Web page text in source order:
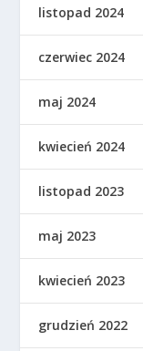
listopad 2024
czerwiec 2024
maj 2024
kwiecień 2024
listopad 2023
maj 2023
kwiecień 2023
grudzień 2022